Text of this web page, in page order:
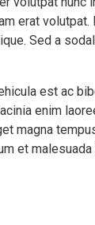
erat
Sed a
est ac
enim
magna
et